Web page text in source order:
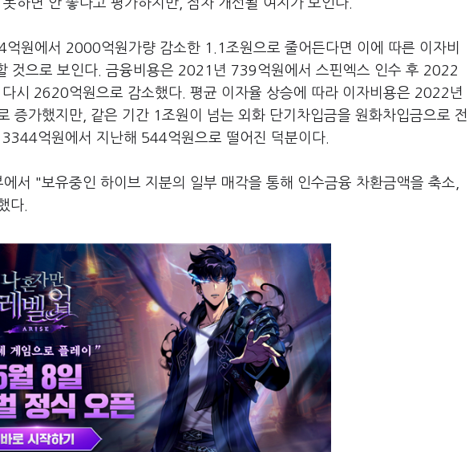
하면 안 좋다고 평가하지만, 점차 개선될 여지가 보인다.
원에서 2000억원가량 감소한 1.1조원으로 줄어든다면 이에 따른 이자비
것으로 보인다. 금융비용은 2021년 739억원에서 스핀엑스 인수 후 2022
시 2620억원으로 감소했다. 평균 이자율 상승에 따라 이자비용은 2022년
가했지만, 같은 기간 1조원이 넘는 외화 단기차입금을 원화차입금으로 전
억원에서 지난해 544억원으로 떨어진 덕분이다.
서 "보유중인 하이브 지분의 일부 매각을 통해 인수금융 차환금액을 축소,
다.